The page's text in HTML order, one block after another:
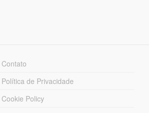
Contato
Política de Privacidade
Cookie Policy